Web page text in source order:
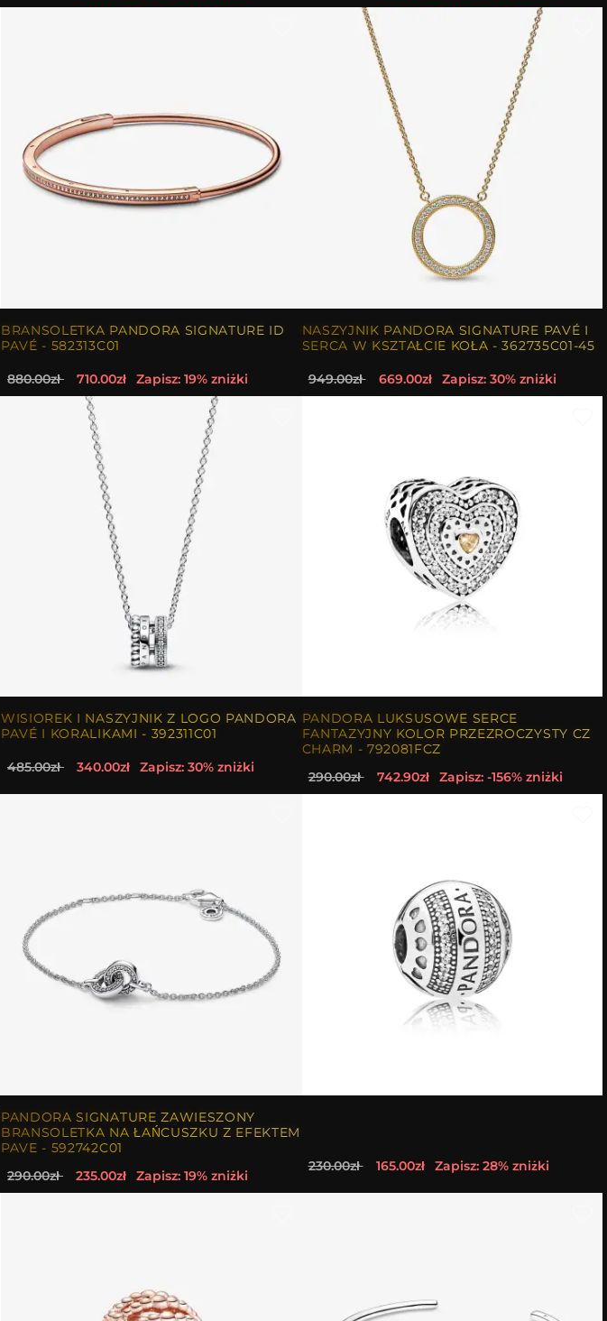
BRANSOLETKA PANDORA SIGNATURE ID
PAVÉ - 582313C01
880.00zł 710.00zł Zapisz: 19% zniżki
NASZYJNIK PANDORA SIGNATURE PAVÉ I
SERCA W KSZTAŁCIE KOŁA - 362735C01-45
949.00zł 669.00zł Zapisz: 30% zniżki
WISIOREK I NASZYJNIK Z LOGO PANDORA
PAVÉ I KORALIKAMI - 392311C01
485.00zł 340.00zł Zapisz: 30% zniżki
PANDORA LUKSUSOWE SERCE
FANTAZYJNY KOLOR PRZEZROCZYSTY CZ
CHARM - 792081FCZ
290.00zł 742.90zł Zapisz: -156% zniżki
PANDORA SIGNATURE ZAWIESZONY
BRANSOLETKA NA ŁAŃCUSZKU Z EFEKTEM
PAVE - 592742C01
290.00zł 235.00zł Zapisz: 19% zniżki
230.00zł 165.00zł Zapisz: 28% zniżki